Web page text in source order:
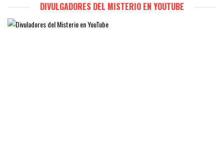
DIVULGADORES DEL MISTERIO EN YOUTUBE